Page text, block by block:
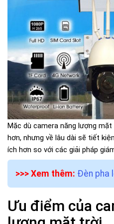
Mặc dù camera năng lượng
hơn, nhưng về lâu dài sẽ tiết
ích hơn so với các giải pháp
>>> Xem thêm: Đèn pha
Ưu điểm của